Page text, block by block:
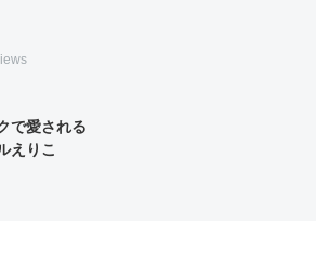
で愛される
えりこ